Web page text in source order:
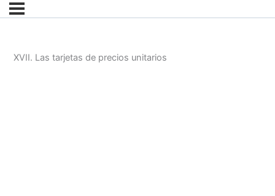
XVII. Las tarjetas de precios unitarios